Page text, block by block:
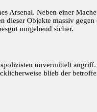
Arsenal. Neben einer
dieser Objekte massiv
umgehend sicher.
unvermittelt
blieb der